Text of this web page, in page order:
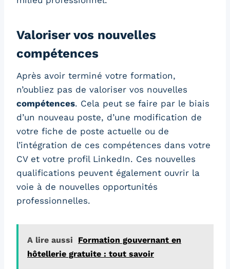
Valoriser vos nouvelles
compétences
Après avoir terminé votre formation,
n’oubliez pas de valoriser vos nouvelles
compétences. Cela peut se faire par le biais
d’un nouveau poste, d’une modification de
votre fiche de poste actuelle ou de
l’intégration de ces compétences dans votre
CV et votre profil LinkedIn. Ces nouvelles
qualifications peuvent également ouvrir la
voie à de nouvelles opportunités
professionnelles.
A lire aussi
Formation gouvernant en
hôtellerie gratuite : tout savoir